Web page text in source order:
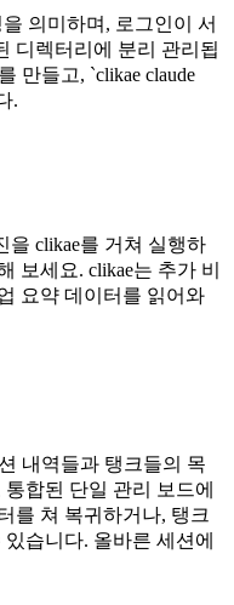
의미하며, 로그인이 서
디렉터리에 분리 관리됩
만들고, `clikae claude
.
을 clikae를 거쳐 실행하
보세요. clikae는 추가 비
요약 데이터를 읽어와
내역들과 탱크들의 목
합된 단일 관리 보드에
를 쳐 복귀하거나, 탱크
습니다. 올바른 세션에